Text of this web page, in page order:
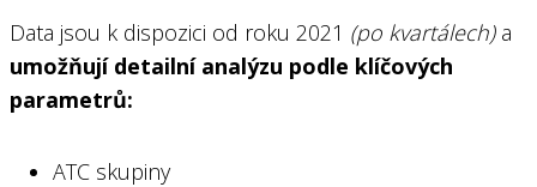
Data jsou k dispozici od roku 2021 (po kvartálech)a
umožňují detailní analýzu podle klíčových
parametrů:
ATC skupiny